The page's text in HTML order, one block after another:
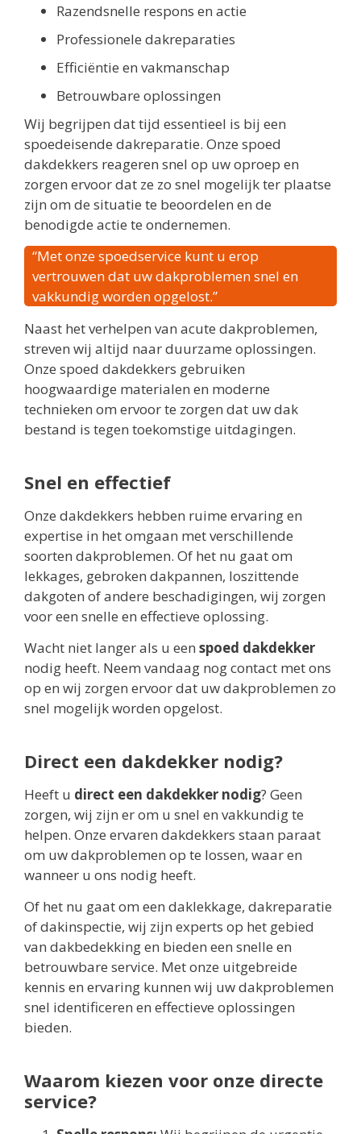
Razendsnelle respons en actie
Professionele dakreparaties
Efficiëntie en vakmanschap
Betrouwbare oplossingen
Wij begrijpen dat tijd essentieel is bij een
spoedeisende dakreparatie. Onze spoed
dakdekkers reageren snel op uw oproep en
zorgen ervoor dat ze zo snel mogelijk ter plaatse
zijn om de situatie te beoordelen en de
benodigde actie te ondernemen.
“Met onze spoedservice kunt u erop
vertrouwen dat uw dakproblemen snel en
vakkundig worden opgelost.”
Naast het verhelpen van acute dakproblemen,
streven wij altijd naar duurzame oplossingen.
Onze spoed dakdekkers gebruiken
hoogwaardige materialen en moderne
technieken om ervoor te zorgen dat uw dak
bestand is tegen toekomstige uitdagingen.
Snel en effectief
Onze dakdekkers hebben ruime ervaring en
expertise in het omgaan met verschillende
soorten dakproblemen. Of het nu gaat om
lekkages, gebroken dakpannen, loszittende
dakgoten of andere beschadigingen, wij zorgen
voor een snelle en effectieve oplossing.
Wacht niet langer als u een spoed dakdekker
nodig heeft. Neem vandaag nog contact met ons
op en wij zorgen ervoor dat uw dakproblemen zo
snel mogelijk worden opgelost.
Direct een dakdekker nodig?
Heeft u direct een dakdekker nodig? Geen
zorgen, wij zijn er om u snel en vakkundig te
helpen. Onze ervaren dakdekkers staan paraat
om uw dakproblemen op te lossen, waar en
wanneer u ons nodig heeft.
Of het nu gaat om een daklekkage, dakreparatie
of dakinspectie, wij zijn experts op het gebied
van dakbedekking en bieden een snelle en
betrouwbare service. Met onze uitgebreide
kennis en ervaring kunnen wij uw dakproblemen
snel identificeren en effectieve oplossingen
bieden.
Waarom kiezen voor onze directe
service?